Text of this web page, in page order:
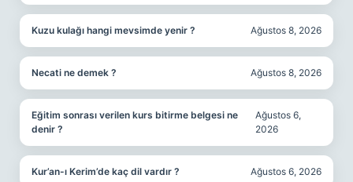
Kuzu kulağı hangi mevsimde yenir ? Ağustos 8, 2026
Necati ne demek ? Ağustos 8, 2026
Eğitim sonrası verilen kurs bitirme belgesi ne
denir ?
Ağustos 6,
2026
Kur’an-ı Kerim’de kaç dil vardır ? Ağustos 6, 2026